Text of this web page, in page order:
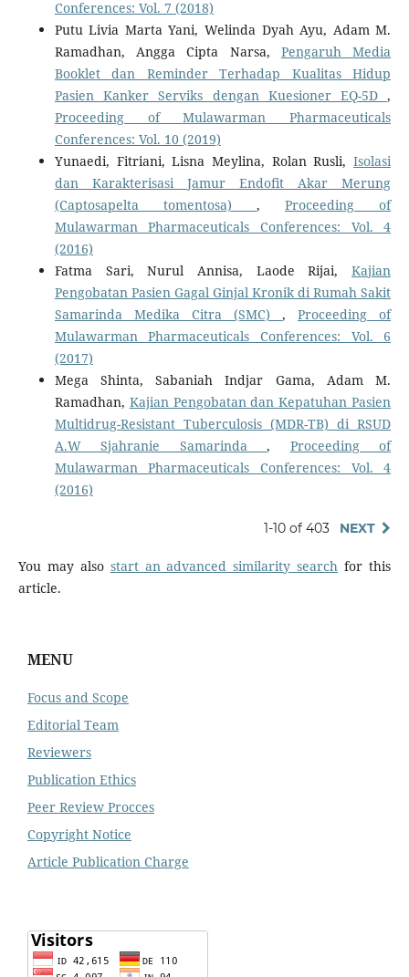
Conferences: Vol. 7 (2018)
Putu Livia Marta Yani, Welinda Dyah Ayu, Adam M.
Ramadhan, Angga Cipta Narsa, Pengaruh Media
Booklet dan Reminder Terhadap Kualitas Hidup
Pasien Kanker Serviks dengan Kuesioner EQ-5D,
Proceeding of Mulawarman Pharmaceuticals
Conferences: Vol. 10 (2019)
Yunaedi, Fitriani, Lisna Meylina, Rolan Rusli,Isolasi
dan Karakterisasi Jamur Endofit Akar Merung
(Captosapelta tomentosa) ,Proceeding of
Mulawarman Pharmaceuticals Conferences: Vol. 4
(2016)
Fatma Sari, Nurul Annisa, Laode Rijai,Kajian
Pengobatan Pasien Gagal Ginjal Kronik di Rumah Sakit
Samarinda Medika Citra (SMC),Proceeding of
Mulawarman Pharmaceuticals Conferences: Vol. 6
(2017)
Mega Shinta, Sabaniah Indjar Gama, Adam M.
Ramadhan, Kajian Pengobatan dan Kepatuhan Pasien
Multidrug-Resistant Tuberculosis (MDR-TB) di RSUD
A.W Sjahranie Samarinda, Proceeding of
Mulawarman Pharmaceuticals Conferences: Vol. 4
(2016)
1-10 of 403 NEXT
You may also start an advanced similarity search for this
article.
MENU
Focus and Scope
Editorial Team
Reviewers
Publication Ethics
Peer Review Procces
Copyright Notice
Article Publication Charge